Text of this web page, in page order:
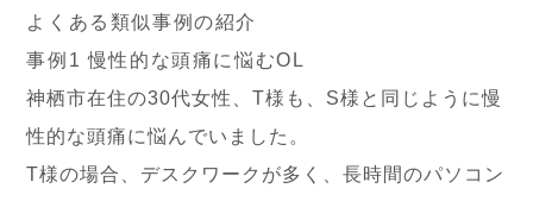
よくある類似事例の紹介
事例1 慢性的な頭痛に悩むOL
神栖市在住の30代女性、T様も、S様と同じように慢
性的な頭痛に悩んでいました。
T様の場合、デスクワークが多く、長時間のパソコン